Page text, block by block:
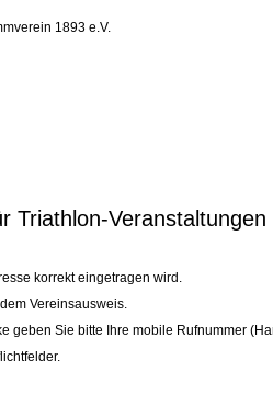
Triathlon-Veranstaltungen
korrekt eingetragen wird.
Vereinsausweis.
geben Sie bitte Ihre mobile Rufnummer